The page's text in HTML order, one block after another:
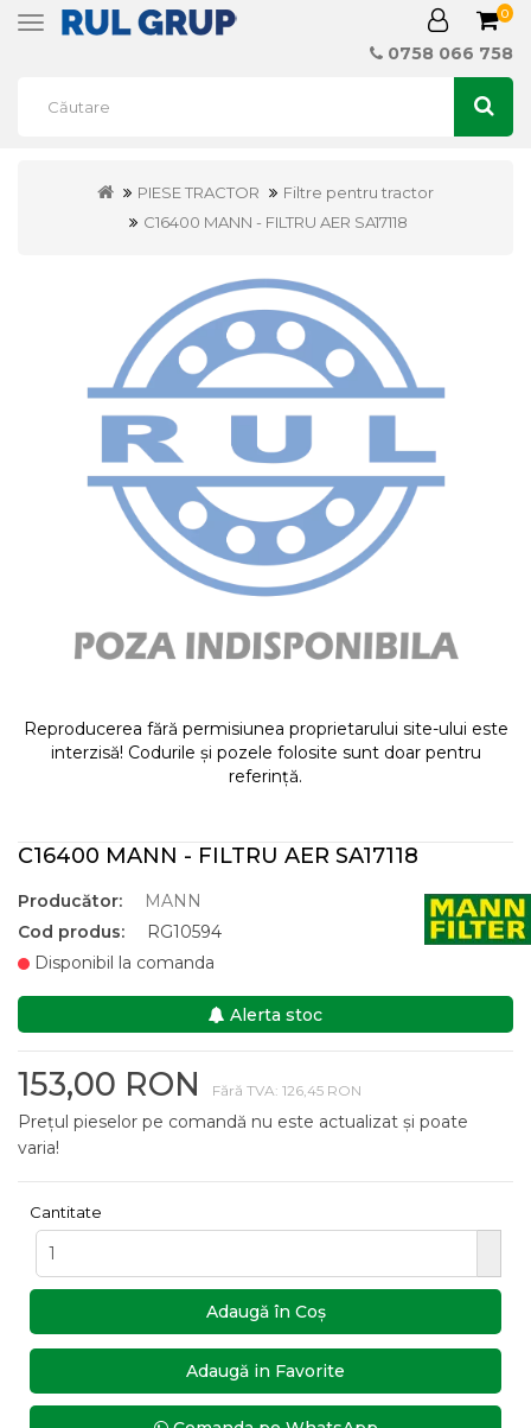
Toggle
0
0758 066 758
PIESE TRACTOR
Filtre pentru tractor
C16400 MANN - FILTRU AER SA17118
Reproducerea fără permisiunea proprietarului site-ului este
interzisă! Codurile și pozele folosite sunt doar pentru
referință.
C16400 MANN - FILTRU AER SA17118
Producător:
MANN
Cod produs:
RG10594
Disponibil la comanda
Alerta stoc
153,00 RON Fără TVA: 126,45 RON
Prețul pieselor pe comandă nu este actualizat și poate
varia!
Cantitate
Adaugă în Coş
Adaugă in Favorite